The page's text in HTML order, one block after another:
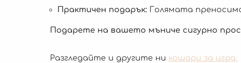
Практичен подарък: Голямата
Подарете на вашето мъниче сигурно
Разгледайте и другите ни кошари за игра.